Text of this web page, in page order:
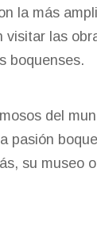
la más
las
boquenses.
del
pasión
su museo